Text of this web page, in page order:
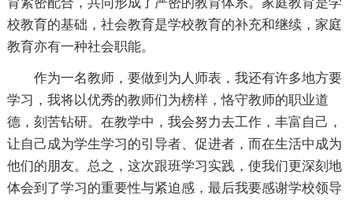
校教育的基础，社会教育是学校教育的补充和继续，家庭
教育亦有一种社会职能。
作为一名教师，要做到为人师表，我还有许多地方要
学习，我将以优秀的教师们为榜样，恪守教师的职业道
德，刻苦钻研。在教学中，我会努力去工作，丰富自己，
让自己成为学生学习的引导者、促进者，而在生活中成为
他们的朋友。总之，这次跟班学习实践，使我们更深刻地
体会到了学习的重要性与紧迫感，最后我要感谢学校领导